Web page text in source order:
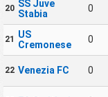
20 SS Juve
Stabia
0
21
US
Cremonese
0
22 Venezia FC 0